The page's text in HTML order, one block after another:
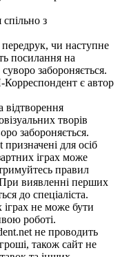
з
передрук, чи наступне
посилання на
забороняється.
Корреспондент є автор
відтворення
творів
забороняється.
для осіб
іграх може
правил
виявленні перших
до спеціаліста.
не може бути
роботі.
не проводить
також сайт не